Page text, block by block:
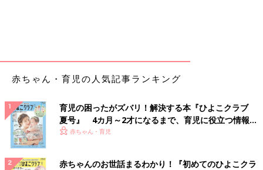
赤ちゃん・育児の人気記事ランキング
育児の困ったがズバリ！解決する本『ひよこクラブ
夏号』 4カ月～2才になるまで、育児に役立つ情報が
いっぱい！
赤ちゃん・育児
赤ちゃんのお世話まるわかり！『初めてのひよこクラ